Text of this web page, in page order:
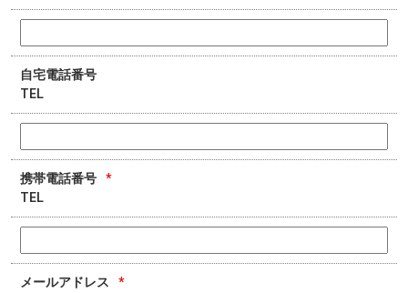
自宅電話番号
TEL
携帯電話番号
*
TEL
メールアドレス
*